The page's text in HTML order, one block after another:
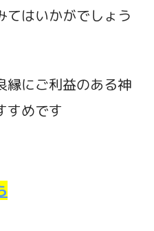
てはいかがでしょう
縁にご利益のある神
すめです